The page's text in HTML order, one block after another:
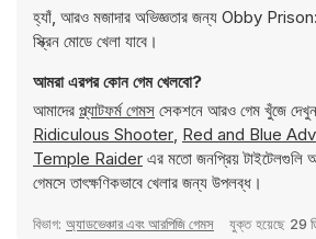
হ্যাঁ, আরও মজাদার অভিজ্ঞতার জন্য Obby
স্ক্রিন মোডে খেলা যাবে।
আমরা এরপর কোন গেম খেলবো?
আমাদের প্ল্যাটফর্ম গেমস সেকশনে আরও গেম খুঁজে
Ridiculous Shooter, Red and Blue
Temple Raider এর মতো জনপ্রিয় টাইটেলগুলি
গেমসে তাৎক্ষণিকভাবে খেলার জন্য উপলব্ধ।
বিভাগ: অ্যাডভেঞ্চার এবং আরপিজি গেমস যুক্ত হয়েছে 29